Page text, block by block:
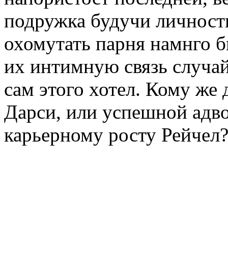
подружка будучи
охомутать парня намнго
их интимную связь
сам этого хотел. Кому же
Дарси, или успешной
карьерному росту Рейчел?